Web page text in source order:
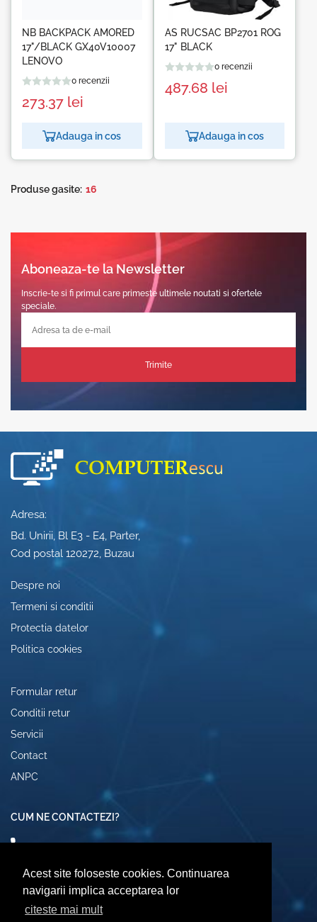
Acest site foloseste cookies. Continuarea
navigarii implica acceptarea lor
citeste mai mult
NB BACKPACK AMORED
17"/BLACK GX40V10007
LENOVO
0 recenzii
273.37 lei
Adauga in cos
AS RUCSAC BP2701 ROG
17" BLACK
0 recenzii
487.68 lei
Adauga in cos
Produse gasite: 16
Aboneaza-te la Newsletter
Inscrie-te si fi primul care primeste ultimele noutati si ofertele
speciale.
Trimite
Adresa:
Bd. Unirii, Bl E3 - E4, Parter,
Cod postal 120272, Buzau
Despre noi
Termeni si conditii
Protectia datelor
Politica cookies
Formular retur
Conditii retur
Servicii
Contact
ANPC
CUM NE CONTACTEZI?
0742072474
comenzi@computerescu.ro
URMARESTE-NE SI PE